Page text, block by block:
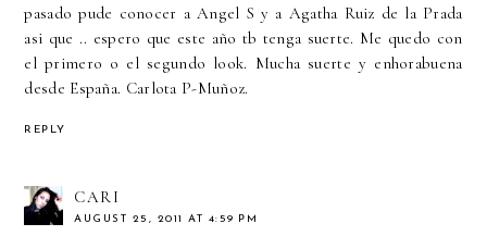
pasado pude conocer a Angel S y a Agatha Ruiz de la Prada
asi que .. espero que este año tb tenga suerte. Me quedo con
el primero o el segundo look. Mucha suerte y enhorabuena
desde España. Carlota P-Muñoz.
REPLY
CARI
AUGUST 25, 2011 AT 4:59 PM